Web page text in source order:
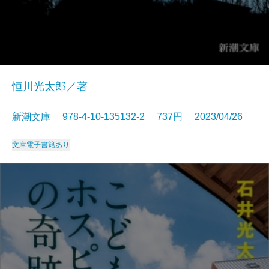
恒川光太郎／著
新潮文庫 978-4-10-135132-2 737円 2023/04/26
文庫電子書籍あり